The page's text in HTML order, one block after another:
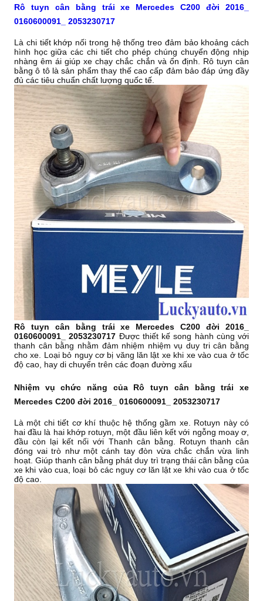
Rô tuyn cân bằng trái xe Mercedes C200 đời 2016_
0160600091_ 2053230717
Là chi tiết khớp nối trong hệ thống treo đảm bảo khoảng cách
hình học giữa các chi tiết cho phép chúng chuyển động nhịp
nhàng êm ái giúp xe chạy chắc chắn và ổn định. Rô tuyn cân
bằng ô tô là sản phẩm thay thế cao cấp đảm bảo đáp ứng đầy
đủ các tiêu chuẩn chất lượng quốc tế.
Rô tuyn cân bằng trái xe Mercedes C200 đời 2016_
0160600091_ 2053230717 Được thiết kế song hành cùng với
thanh cân bằng nhằm đảm nhiệm nhiệm vụ duy tri cân bằng
cho xe. Loại bỏ nguy cơ bị văng lăn lật xe khi xe vào cua ở tốc
độ cao, hay di chuyển trên các đoạn đường xấu
Nhiệm vụ chức năng của Rô tuyn cân bằng trái xe
Mercedes C200 đời 2016_ 0160600091_ 2053230717
Là một chi tiết cơ khí thuộc hệ thống gầm xe. Rotuyn này có
hai đầu là hai khớp rotuyn, một đầu liên kết với ngỗng moay ơ,
đầu còn lại kết nối với Thanh cân bằng. Rotuyn thanh cân
đóng vai trò như một cánh tay đòn vừa chắc chắn vừa linh
hoạt. Giúp thanh cân bằng phát duy trì trạng thái cân bằng của
xe khi vào cua, loại bỏ các nguy cơ lăn lật xe khi vào cua ở tốc
độ cao.